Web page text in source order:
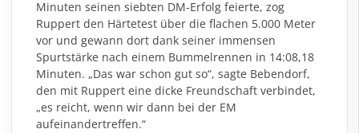
Minuten seinen siebten DM-Erfolg feierte, zog
Ruppert den Härtetest über die flachen 5.000 Meter
vor und gewann dort dank seiner immensen
Spurtstärke nach einem Bummelrennen in 14:08,18
Minuten. „Das war schon gut so“, sagte Bebendorf,
den mit Ruppert eine dicke Freundschaft verbindet,
„es reicht, wenn wir dann bei der EM
aufeinandertreffen.“